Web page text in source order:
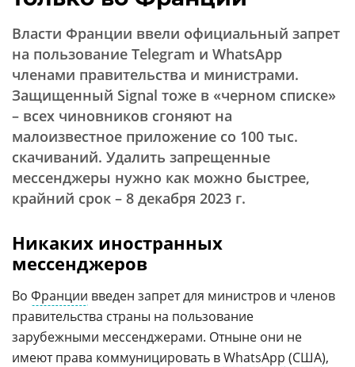
Власти Франции ввели официальный запрет
на пользование Telegram и WhatsApp
членами правительства и министрами.
Защищенный Signal тоже в «черном списке»
– всех чиновников сгоняют на
малоизвестное приложение со 100 тыс.
скачиваний. Удалить запрещенные
мессенджеры нужно как можно быстрее,
крайний срок – 8 декабря 2023 г.
Никаких иностранных
мессенджеров
Во Франции введен запрет для министров и членов
правительства страны на пользование
зарубежными мессенджерами. Отныне они не
имеют права коммуницировать вWhatsApp (США),